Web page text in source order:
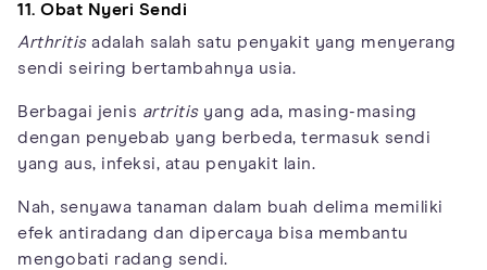
11. Obat Nyeri Sendi
Arthritisadalah salah satu penyakit yang menyerang
sendi seiring bertambahnya usia.
Berbagai jenis artritisyang ada, masing-masing
dengan penyebab yang berbeda, termasuk sendi
yang aus, infeksi, atau penyakit lain.
Nah, senyawa tanaman dalam buah delima memiliki
efek antiradang dan dipercaya bisa membantu
mengobati radang sendi.